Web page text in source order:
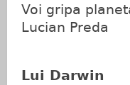
Voi gripa
Lucian Preda
Lui Darwin